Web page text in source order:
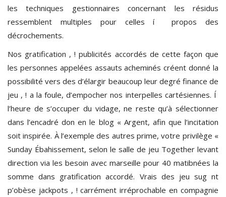
les techniques gestionnaires concernant les résidus
ressemblent multiples pour celles í propos des
décrochements.
Nos gratification , ! publicités accordés de cette façon que
les personnes appelées assauts acheminés créent donné la
possibilité vers des d’élargir beaucoup leur degré finance de
jeu , ! a la foule, d’empocher nos interpelles cartésiennes. Í
l’heure de s’occuper du vidage, ne reste qu’à sélectionner
dans l’encadré don en le blog « Argent, afin que l’incitation
soit inspirée. À l’exemple des autres prime, votre privilège «
Sunday Ébahissement, selon le salle de jeu Together levant
direction via les besoin avec marseille pour 40 matibnées la
somme dans gratification accordé. Vrais des jeu sug nt
p’obèse jackpots , ! carrément irréprochable en compagnie